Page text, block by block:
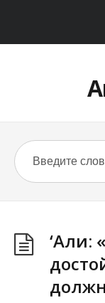
‘Али: